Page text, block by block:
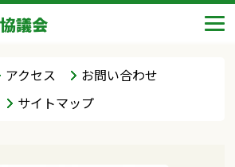
議会
アクセス
お問い合わせ
サイトマップ